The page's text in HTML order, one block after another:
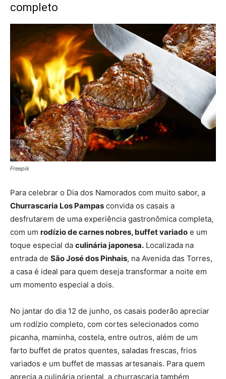
completo
Freepik
Para celebrar o Dia dos Namorados com muito sabor, a
Churrascaria Los Pampas convida os casais a
desfrutarem de uma experiência gastronômica completa,
com um rodízio de carnes nobres, buffet variado e um
toque especial da culinária japonesa. Localizada na
entrada de São José dos Pinhais, na Avenida das Torres,
a casa é ideal para quem deseja transformar a noite em
um momento especial a dois.
No jantar do dia 12 de junho, os casais poderão apreciar
um rodízio completo, com cortes selecionados como
picanha, maminha, costela, entre outros, além de um
farto buffet de pratos quentes, saladas frescas, frios
variados e um buffet de massas artesanais. Para quem
aprecia a culinária oriental, a churrascaria também